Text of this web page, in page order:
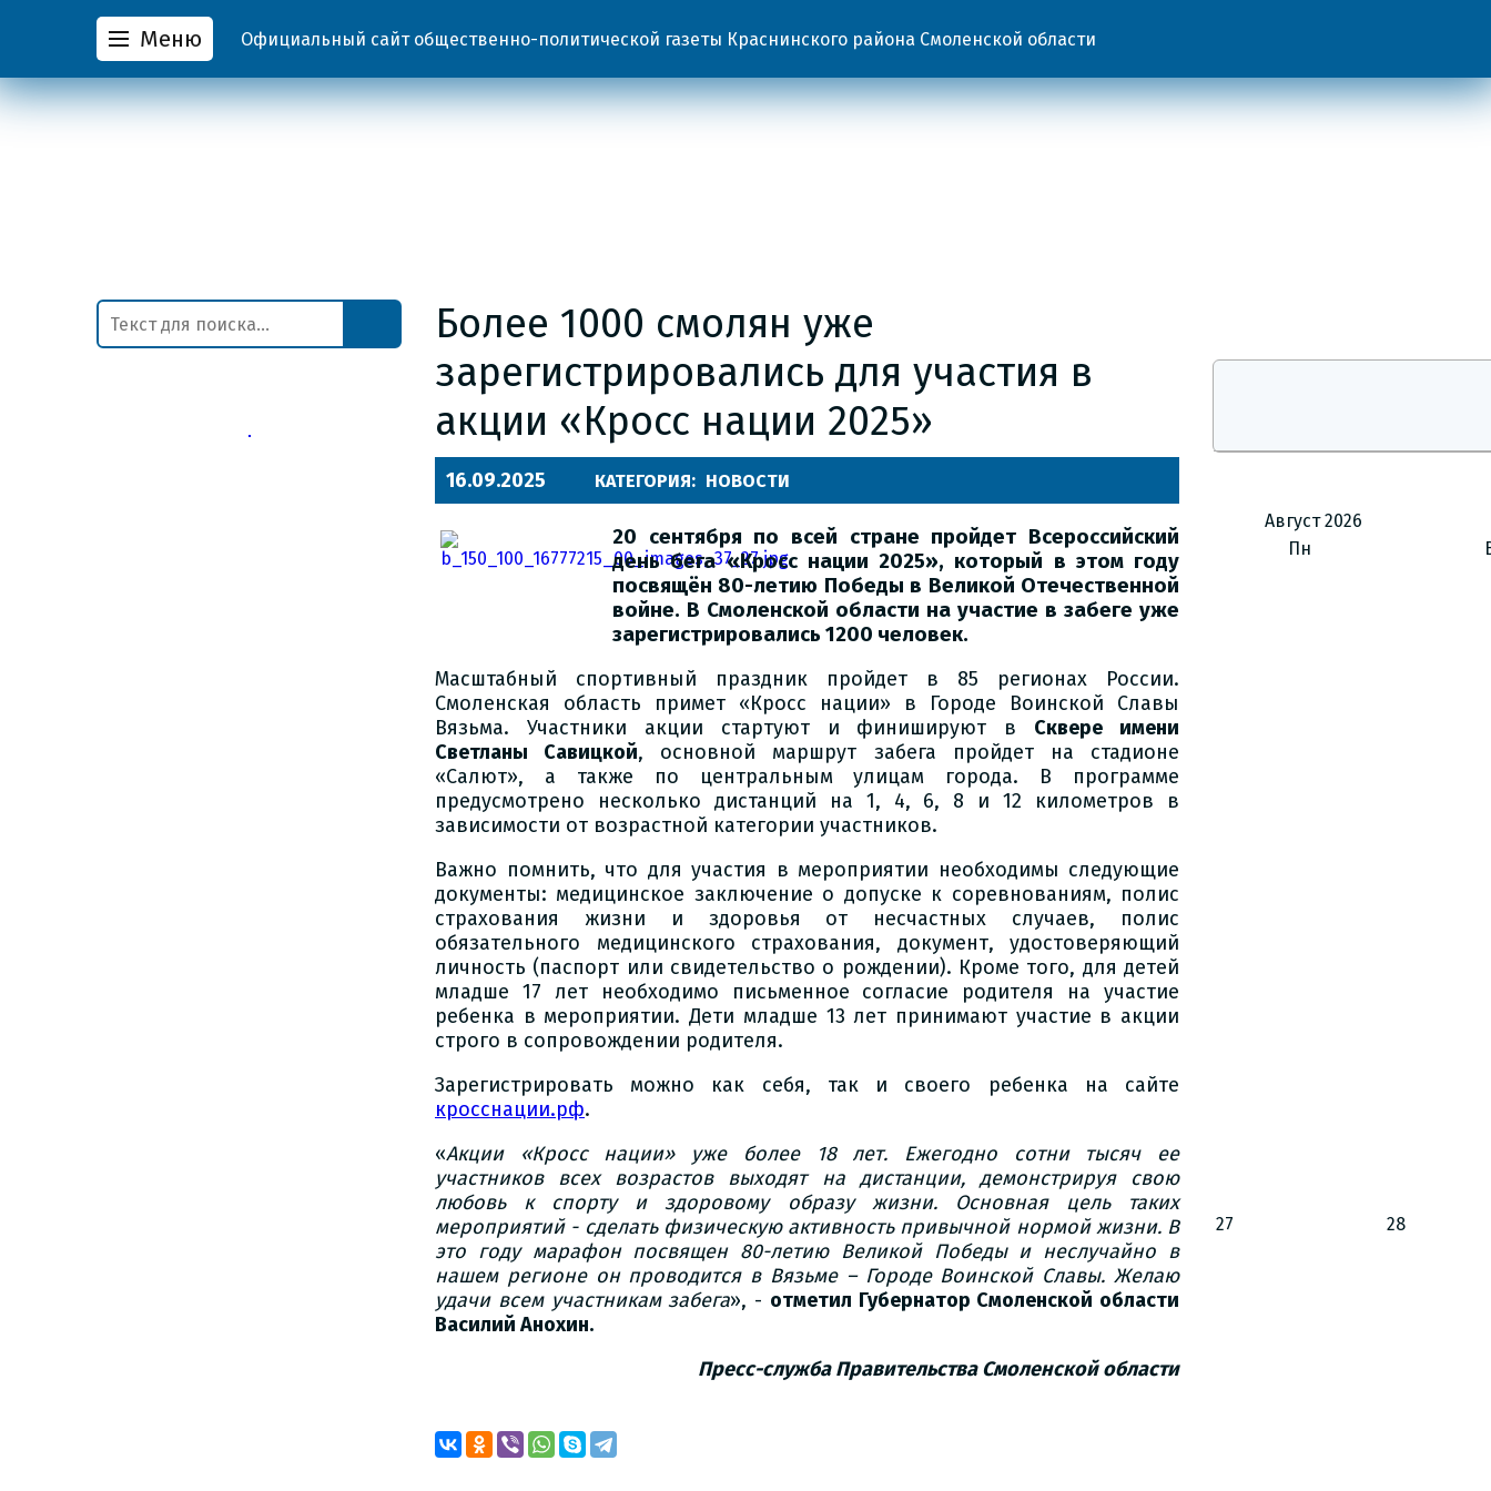
Меню Официальный сайт общественно-политической газеты Краснинского района Смоленской области
Более 1000 смолян уже
зарегистрировались для участия в
акции «Кросс нации 2025»
16.09.2025 КАТЕГОРИЯ: НОВОСТИ
20 сентября по всей стране пройдет Всероссийский
день бега «Кросс нации 2025», который в этом году
посвящён 80-летию Победы в Великой Отечественной
войне. В Смоленской области на участие в забеге уже
зарегистрировались 1200 человек.
Масштабный спортивный праздник пройдет в 85 регионах России.
Смоленская область примет «Кросс нации» в Городе Воинской Славы
Вязьма. Участники акции стартуют и финишируют в Сквере имени
Светланы Савицкой, основной маршрут забега пройдет на стадионе
«Салют», а также по центральным улицам города. В программе
предусмотрено несколько дистанций на 1, 4, 6, 8 и 12 километров в
зависимости от возрастной категории участников.
Важно помнить, что для участия в мероприятии необходимы следующие
документы: медицинское заключение о допуске к соревнованиям, полис
страхования жизни и здоровья от несчастных случаев, полис
обязательного медицинского страхования, документ, удостоверяющий
личность (паспорт или свидетельство о рождении). Кроме того, для детей
младше 17 лет необходимо письменное согласие родителя на участие
ребенка в мероприятии. Дети младше 13 лет принимают участие в акции
строго в сопровождении родителя.
Зарегистрировать можно как себя, так и своего ребенка на сайте
кросснации.рф.
«Акции «Кросс нации» уже более 18 лет. Ежегодно сотни тысяч ее
участников всех возрастов выходят на дистанции, демонстрируя свою
любовь к спорту и здоровому образу жизни. Основная цель таких
мероприятий - сделать физическую активность привычной нормой жизни. В
это году марафон посвящен 80-летию Великой Победы и неслучайно в
нашем регионе он проводится в Вязьме – Городе Воинской Славы. Желаю
удачи всем участникам забега», - отметил Губернатор Смоленской области
Василий Анохин.
Пресс-служба Правительства Смоленской области
Август 2026
Пн
27 28